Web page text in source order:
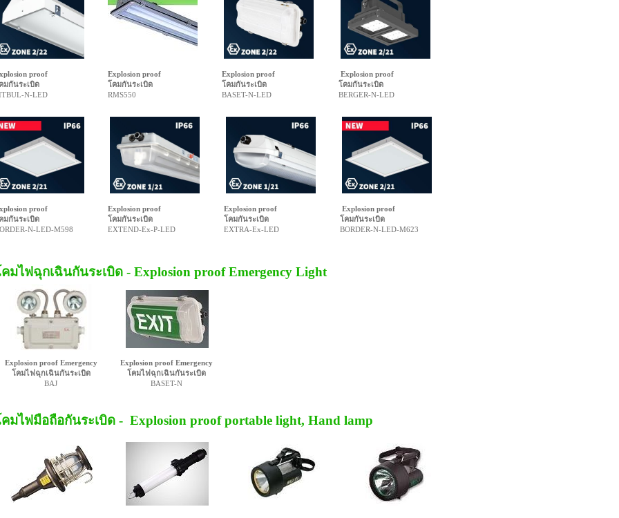
proof
มกันระเบิด
N-LED
Explosion proof
โคมกันระเบิด
RMS550
Explosion proof
โคมกันระเบิด
BASET-N-LED
Explosion proof
โคมกันระเบิด
BERGER-N-LED
proof
มกันระเบิด
N-LED-M598
Explosion proof
โคมกันระเบิด
EXTEND-Ex-P-LED
Explosion proof
โคมกันระเบิด
EXTRA-Ex-LED
Explosion proof
โคมกันระเบิด
BORDER-N-LED-M623
มไฟฉุกเฉินกันระเบิด - Explosion proof Emergency Light
Explosion proof Emergency
โคมไฟฉุกเฉินกันระเบิด
BAJ
Explosion proof Emergency
โคมไฟฉุกเฉินกันระเบิด
BASET-N
มไฟมือถือกันระเบิด - Explosion proof portable light, Hand lamp